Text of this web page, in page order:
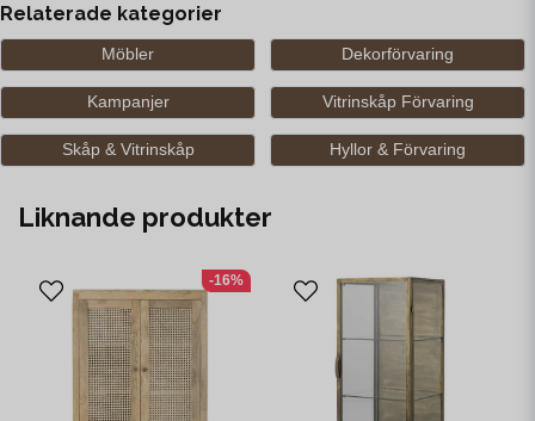
Relaterade kategorier
Möbler Dekorförvaring
Kampanjer Vitrinskåp Förvaring
Skåp & Vitrinskåp Hyllor & Förvaring
Liknande produkter
-16%